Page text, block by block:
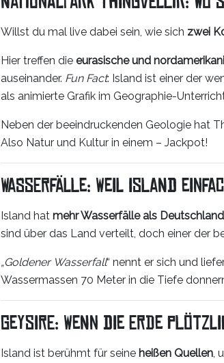
Willst du mal live dabei sein, wie sich zwei
Hier treffen die eurasische und
auseinander. Fun Fact: Island ist einer der
als animierte Grafik im Geographie-
Neben der beeindruckenden Geologie hat
Also Natur und Kultur in einem – Jackpot!
Wasserfälle: Weil Island
Island hat mehr Wasserfälle als
sind über das Land verteilt, doch einer der
„Goldener Wasserfall“ nennt er sich und
Wassermassen 70 Meter in die Tiefe
Geysire: Wenn die Erde
Island ist berühmt für seine heißen Quellen,